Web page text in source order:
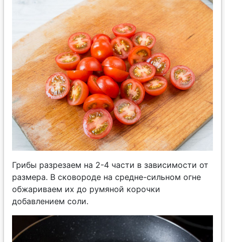
Грибы разрезаем на 2-4 части в зависимости от
размера. В сковороде на средне-сильном огне
обжариваем их до румяной корочки
добавлением соли.